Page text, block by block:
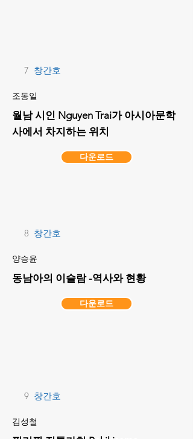
7 창간호
조동일
월남 시인 Nguyen Trai가 아시아문학
사에서 차지하는 위치
다운로드
8 창간호
양승윤
동남아의 이슬람 -역사와 현황
다운로드
9 창간호
김성철